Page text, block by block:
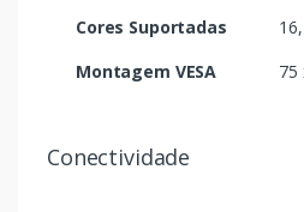
Cores Suportadas
Montagem VESA
75
Conectividade